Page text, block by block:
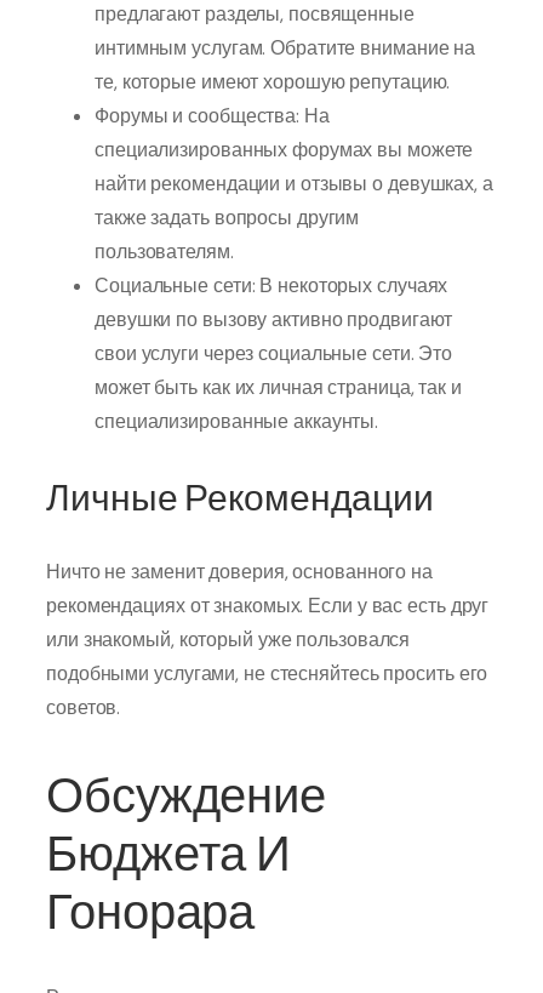
предлагают разделы, посвященные
интимным услугам. Обратите внимание на
те, которые имеют хорошую репутацию.
Форумы и сообщества: На
специализированных форумах вы можете
найти рекомендации и отзывы о девушках, а
также задать вопросы другим
пользователям.
Социальные сети: В некоторых случаях
девушки по вызову активно продвигают
свои услуги через социальные сети. Это
может быть как их личная страница, так и
специализированные аккаунты.
Личные Рекомендации
Ничто не заменит доверия, основанного на
рекомендациях от знакомых. Если у вас есть друг
или знакомый, который уже пользовался
подобными услугами, не стесняйтесь просить его
советов.
Обсуждение
Бюджета И
Гонорара